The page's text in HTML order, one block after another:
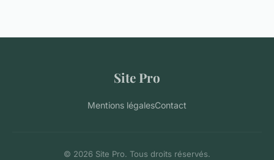
Site Pro
Mentions légalesContact
© 2026 Site Pro. Tous droits réservés.